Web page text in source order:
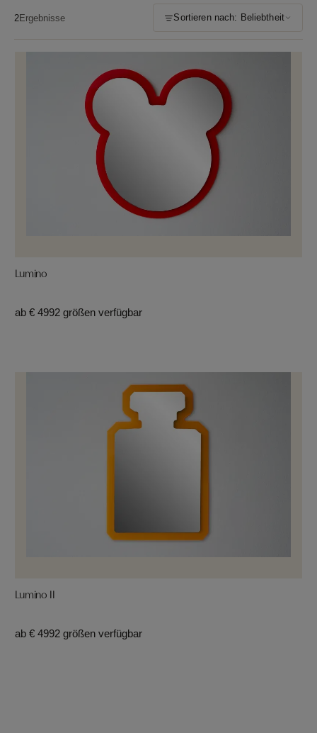
2Ergebnisse Sortieren nach: Beliebtheit
Lumino
ab € 4992 größen verfügbar
Lumino II
ab € 4992 größen verfügbar